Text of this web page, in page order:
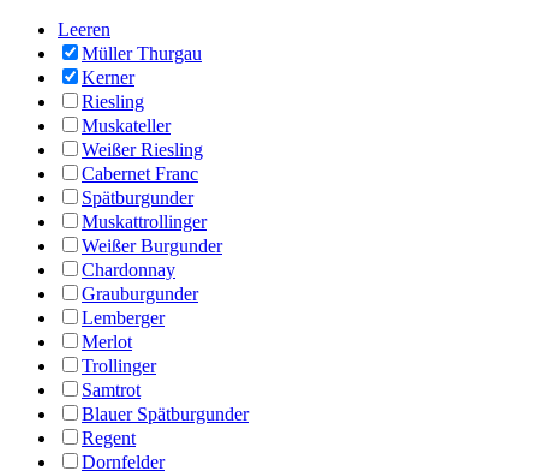
Leeren
Müller Thurgau
Kerner
Riesling
Muskateller
Weißer Riesling
Cabernet Franc
Spätburgunder
Muskattrollinger
Weißer Burgunder
Chardonnay
Grauburgunder
Lemberger
Merlot
Trollinger
Samtrot
Blauer Spätburgunder
Regent
Dornfelder